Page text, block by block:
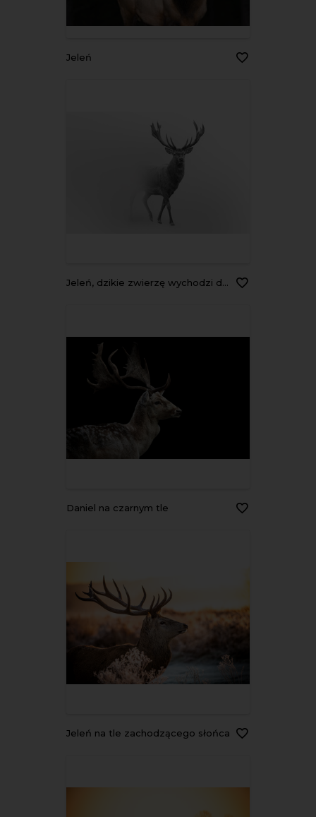
Jeleń
Jeleń, dzikie zwierzę wychodzi dumnie z mgły
Daniel na czarnym tle
Jeleń na tle zachodzącego słońca